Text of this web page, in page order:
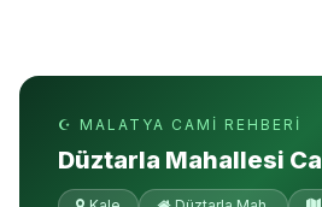
☪ MALATYA CAMI REHBERI
Düztarla Mahallesi